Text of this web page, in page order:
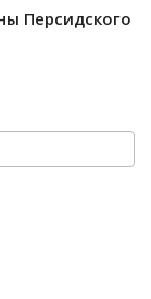
Персидского